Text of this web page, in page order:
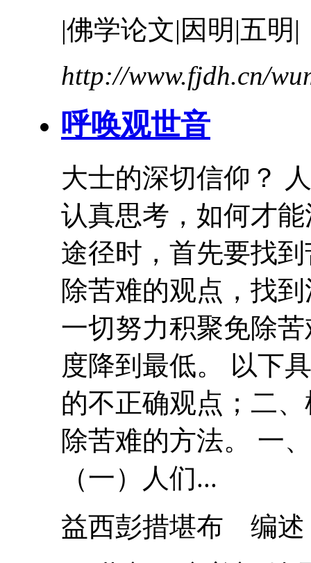
|佛学论文|因明|五明|
http://www.fjdh.cn/
呼唤观世音
大士的深切信仰？
认真思考，如何才
途径时，首先要找到
除苦难的观点，找
一切努力积聚免除苦
度降到最低。 以下
的不正确观点；二
除苦难的方法。 一
（一）人们...
益西彭措堪布 编述